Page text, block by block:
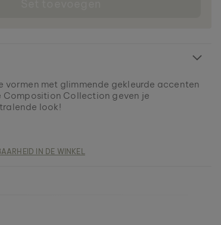
vormen met glimmende gekleurde accenten
Composition Collection geven je
look!
IN DE WINKEL